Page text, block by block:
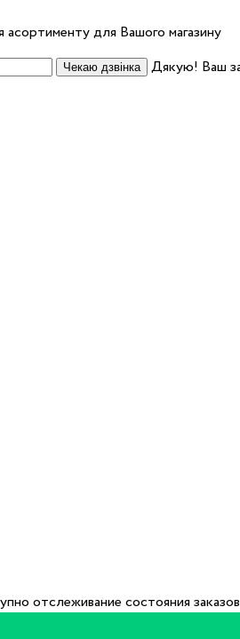
для Вашого магазину
Чекаю дзвінка
Дякую! Ваш
отслеживание состояния